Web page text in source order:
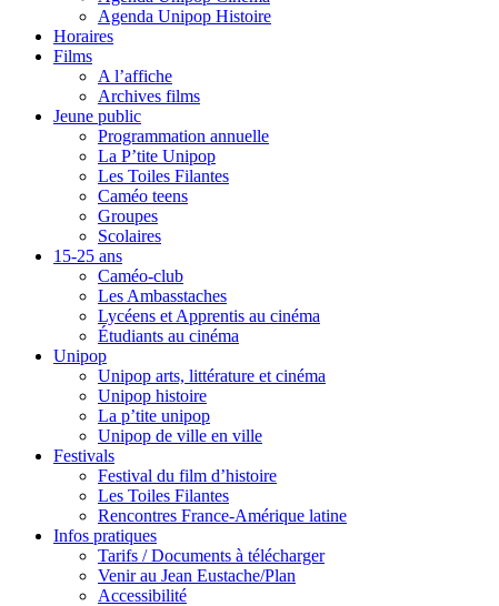
Agenda Unipop Histoire
Horaires
Films
A l’affiche
Archives films
Jeune public
Programmation annuelle
La P’tite Unipop
Les Toiles Filantes
Caméo teens
Groupes
Scolaires
15-25 ans
Caméo-club
Les Ambasstaches
Lycéens et Apprentis au cinéma
Étudiants au cinéma
Unipop
Unipop arts, littérature et cinéma
Unipop histoire
La p’tite unipop
Unipop de ville en ville
Festivals
Festival du film d’histoire
Les Toiles Filantes
Rencontres France-Amérique latine
Infos pratiques
Tarifs / Documents à télécharger
Venir au Jean Eustache/Plan
Accessibilité